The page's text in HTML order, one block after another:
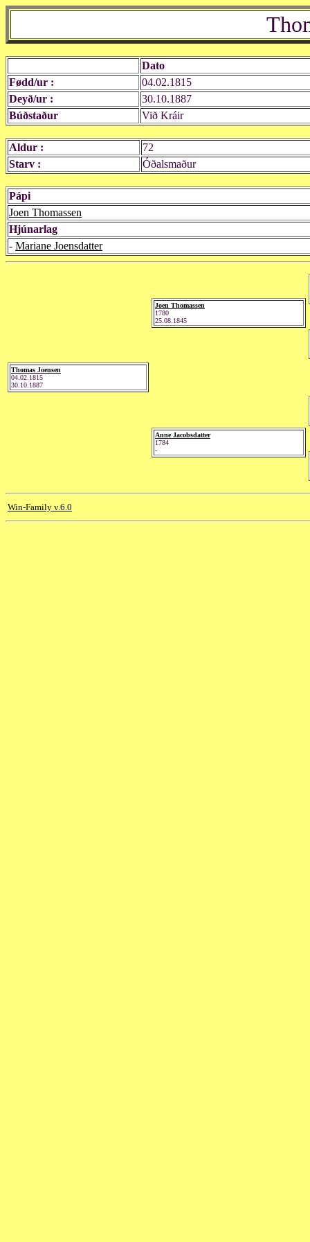
Dato
Fødd/ur :
04.02.1815
Deyð/ur :
30.10.1887
Búðstaður
Við Kráir
Aldur :
72
Starv :
Óðalsmaður
Pápi
Joen Thomassen
Hjúnarlag
- Mariane Joensdatter
Thomas Joensen
04.02.1815
30.10.1887
Joen Thomassen
1780
25.08.1845
Anne Jacobsdatter
1784
-
Win-Family v.6.0